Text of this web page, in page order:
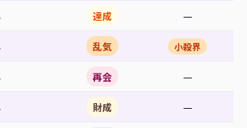
達成
—
乱気 小殺界
再会
—
財成
—